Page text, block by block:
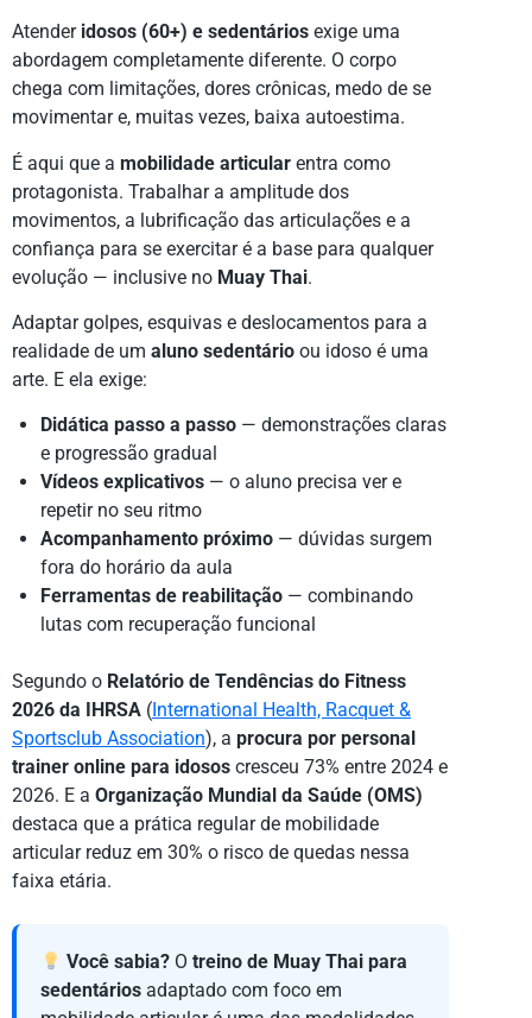
Atender idosos (60+) e sedentários exige uma
abordagem completamente diferente. O corpo
chega com limitações, dores crônicas, medo de se
movimentar e, muitas vezes, baixa autoestima.
É aqui que a mobilidade articular entra como
protagonista. Trabalhar a amplitude dos
movimentos, a lubrificação das articulações e a
confiança para se exercitar é a base para qualquer
evolução — inclusive no Muay Thai.
Adaptar golpes, esquivas e deslocamentos para a
realidade de um aluno sedentário ou idoso é uma
arte. E ela exige:
Didática passo a passo — demonstrações claras
e progressão gradual
Vídeos explicativos — o aluno precisa ver e
repetir no seu ritmo
Acompanhamento próximo — dúvidas surgem
fora do horário da aula
Ferramentas de reabilitação — combinando
lutas com recuperação funcional
Segundo o Relatório de Tendências do Fitness
2026 da IHRSA ( International Health, Racquet &
Sportsclub Association), a procura por personal
trainer online para idosos cresceu 73% entre 2024 e
2026. E a Organização Mundial da Saúde (OMS)
destaca que a prática regular de mobilidade
articular reduz em 30% o risco de quedas nessa
faixa etária.
Você sabia? Otreino de Muay Thai para
sedentários adaptado com foco em